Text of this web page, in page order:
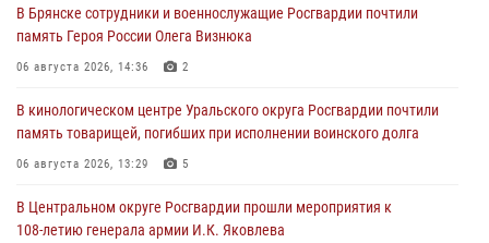
В Брянске сотрудники и военнослужащие Росгвардии почтили
память Героя России Олега Визнюка
06 августа 2026, 14:36 2
В кинологическом центре Уральского округа Росгвардии почтили
память товарищей, погибших при исполнении воинского долга
06 августа 2026, 13:29 5
В Центральном округе Росгвардии прошли мероприятия к
108‑летию генерала армии И.К. Яковлева